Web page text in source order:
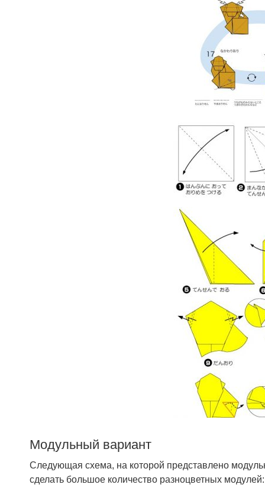
Модульный вариант
Следующая схема, на которой представлено
сделать большое количество разноцветных модулей: